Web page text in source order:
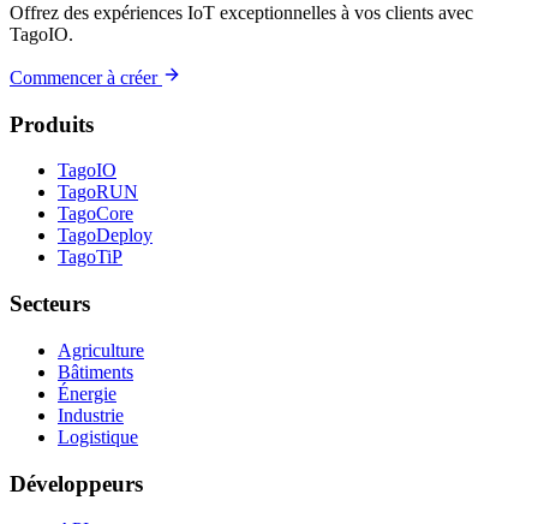
Offrez des expériences IoT exceptionnelles à vos clients avec
TagoIO.
Commencer à créer
Produits
TagoIO
TagoRUN
TagoCore
TagoDeploy
TagoTiP
Secteurs
Agriculture
Bâtiments
Énergie
Industrie
Logistique
Développeurs